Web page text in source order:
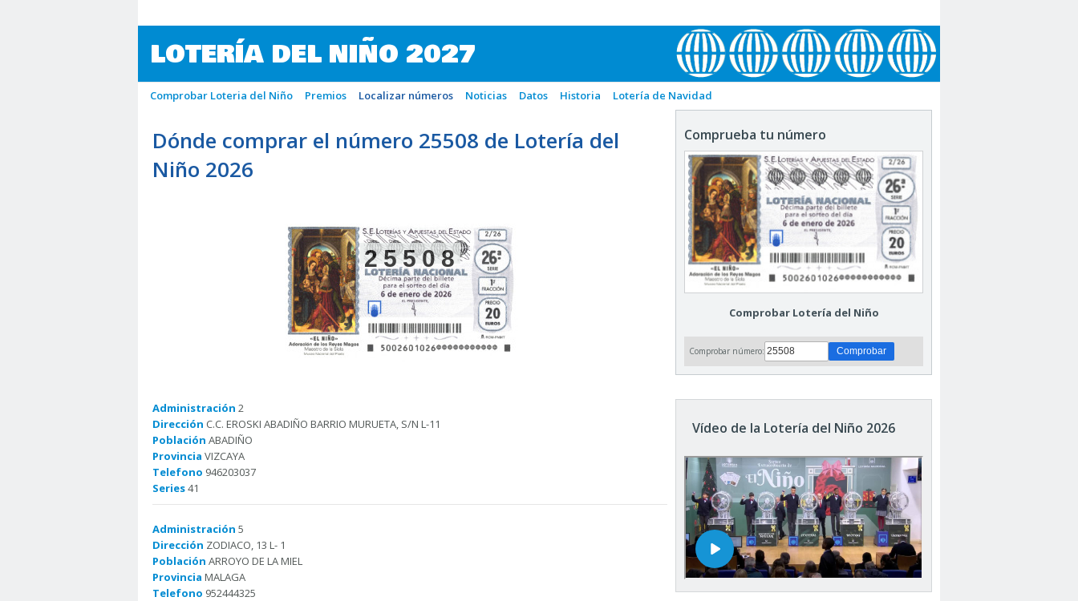
LOTERÍA DEL NIÑO 2027
Comprobar Loteria del Niño Premios Localizar números Noticias Datos Historia Lotería de Navidad
Dónde comprar el número 25508 de Lotería del
Niño 2026
25508
Administración 2
Dirección C.C. EROSKI ABADIÑO BARRIO MURUETA, S/N L-11
Población ABADIÑO
Provincia VIZCAYA
Telefono 946203037
Series41
Administración 5
Dirección ZODIACO, 13 L- 1
Población ARROYO DE LA MIEL
Provincia MALAGA
Telefono 952444325
Comprueba tu número
Comprobar Lotería del Niño
Comprobar número:
Vídeo de la Lotería del Niño 2026